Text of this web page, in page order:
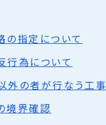
の指定について
行為について
外の者が行なう工事
境界確認